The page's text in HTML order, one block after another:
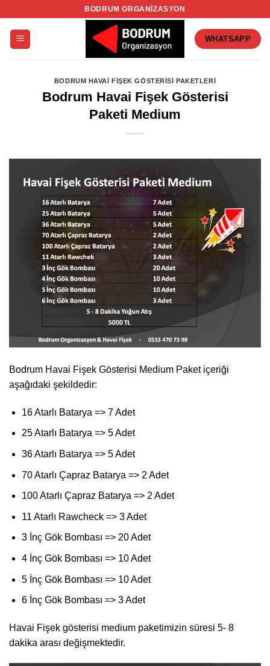
BODRUM ORGANIZASYON
WHATSAPP
BODRUM HAVAI FIŞEK GÖSTERISI PAKETLERI
Bodrum Havai Fişek Gösterisi
Paketi Medium
Bodrum Havai Fişek Gösterisi Medium Paket içeriği
aşağıdaki şekildedir:
16 Atarlı Batarya => 7 Adet
25 Atarlı Batarya => 5 Adet
36 Atarlı Batarya => 5 Adet
70 Atarlı Çapraz Batarya => 2 Adet
100 Atarlı Çapraz Batarya => 2 Adet
11 Atarlı Rawcheck => 3 Adet
3 İnç Gök Bombası => 20 Adet
4 İnç Gök Bombası => 10 Adet
5 İnç Gök Bombası => 10 Adet
6 İnç Gök Bombası => 3 Adet
Havai Fişek gösterisi medium paketimizin süresi 5- 8
dakika arası değişmektedir.